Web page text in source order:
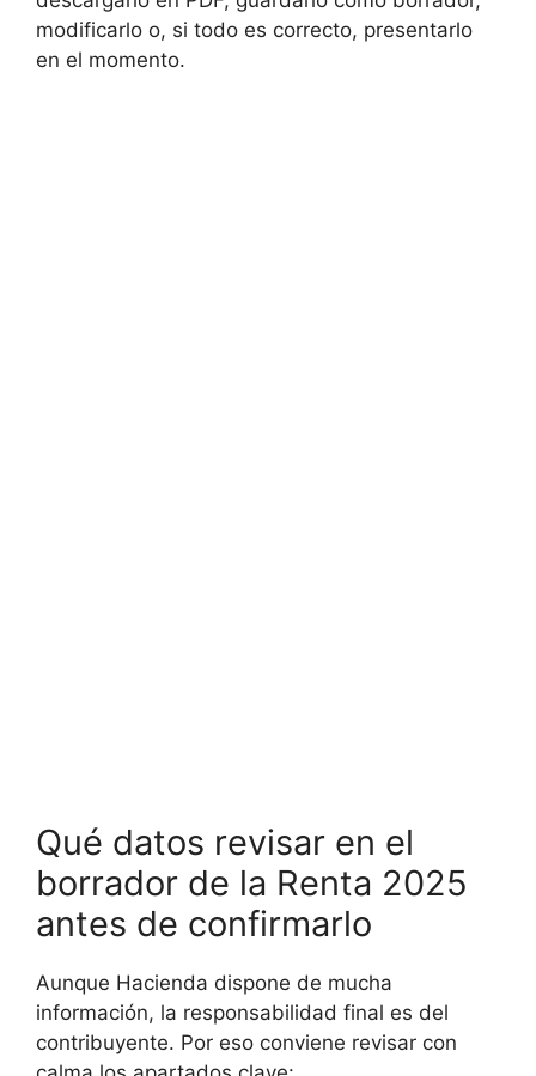
modificarlo o, si todo es correcto, presentarlo
en el momento.
Qué datos revisar en el
borrador de la Renta 2025
antes de confirmarlo
Aunque Hacienda dispone de mucha
información, la responsabilidad final es del
contribuyente. Por eso conviene revisar con